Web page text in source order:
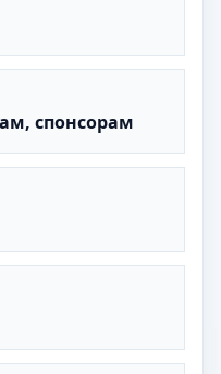
спонсорам